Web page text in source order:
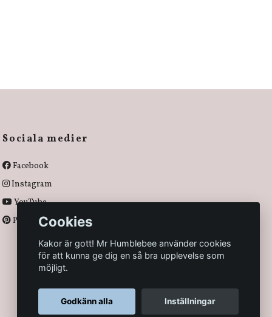
Sociala medier
Facebook
Instagram
YouTube
PinterestCookies
Kakor är gott! Mr Humblebee använder cookies
för att kunna ge dig en så bra upplevelse som
möjligt.
Godkänn alla Inställningar